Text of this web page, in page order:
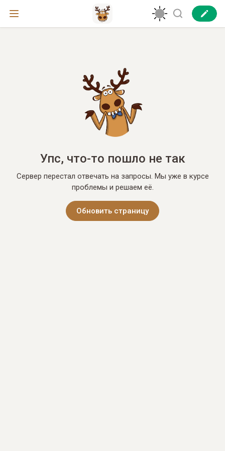
Упс, что-то пошло не так
Сервер перестал отвечать на запросы. Мы уже в курсе
проблемы и решаем её.
Обновить страницу